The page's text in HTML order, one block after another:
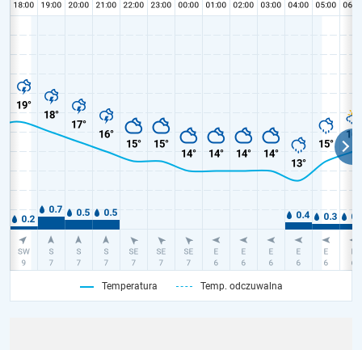
Temperatura Temp. odczuwalna